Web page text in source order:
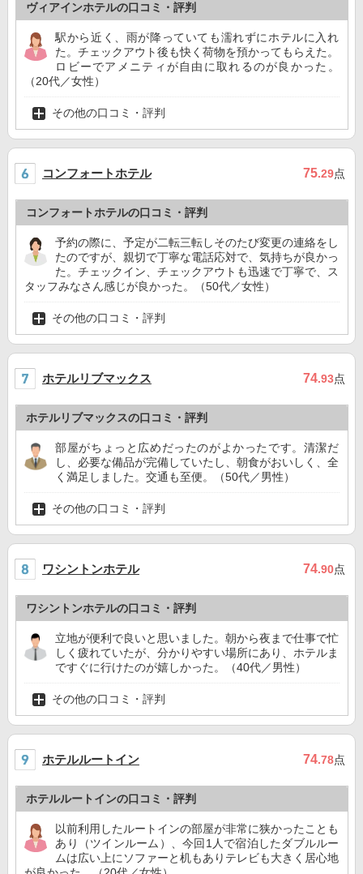
ヴィアインホテルの口コミ・評判
駅から近く、雨が降っていても濡れずにホテルに入れ
た。チェックアウト後も快く荷物を預かってもらえた。
ロビーでアメニティが自由に取れるのが良かった。
（20代／女性）
その他の口コミ・評判
コンフォートホテル 75.29点
コンフォートホテルの口コミ・評判
予約の際に、予定が二転三転しそのたび変更の連絡をし
たのですが、親切で丁寧な電話応対で、気持ちが良かっ
た。チェックイン、チェックアウトも迅速で丁寧で、ス
タッフみなさん感じが良かった。（50代／女性）
その他の口コミ・評判
ホテルリブマックス 74.93点
ホテルリブマックスの口コミ・評判
部屋がちょっと広めだったのがよかったです。清潔だ
し、必要な備品が完備していたし、朝食がおいしく、全
く満足しました。交通も至便。（50代／男性）
その他の口コミ・評判
ワシントンホテル 74.90点
ワシントンホテルの口コミ・評判
立地が便利で良いと思いました。朝から夜まで仕事で忙
しく疲れていたが、分かりやすい場所にあり、ホテルま
ですぐに行けたのが嬉しかった。（40代／男性）
その他の口コミ・評判
ホテルルートイン 74.78点
ホテルルートインの口コミ・評判
以前利用したルートインの部屋が非常に狭かったことも
あり（ツインルーム）、今回1人で宿泊したダブルルー
ムは広い上にソファーと机もありテレビも大きく居心地